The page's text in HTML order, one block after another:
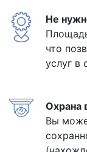
Не
что
услуг в
Охрана
Вы